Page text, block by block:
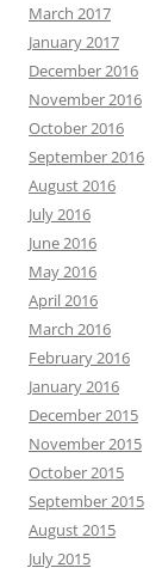
March 2017
January 2017
December 2016
November 2016
October 2016
September 2016
August 2016
July 2016
June 2016
May 2016
April 2016
March 2016
February 2016
January 2016
December 2015
November 2015
October 2015
September 2015
August 2015
July 2015